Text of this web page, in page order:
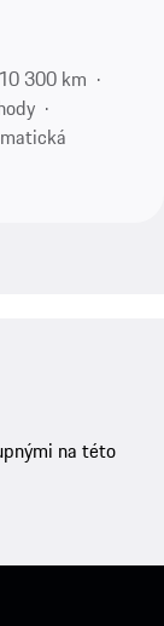
300 km
na této